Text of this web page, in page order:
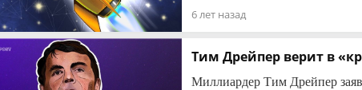
6 лет назад
Тим Дрейпер верит в
Миллиардер Тим Дрейпер